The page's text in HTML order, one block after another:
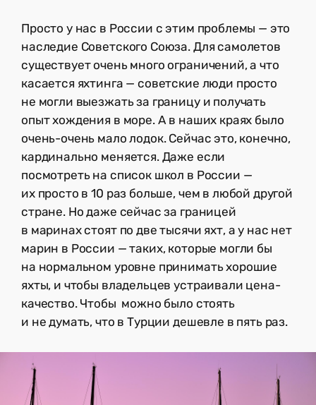
Просто у нас в России с этим проблемы — это
наследие Советского Союза. Для самолетов
существует очень много ограничений, а что
касается яхтинга — советские люди просто
не могли выезжать за границу и получать
опыт хождения в море. А в наших краях было
очень-очень мало лодок. Сейчас это, конечно,
кардинально меняется. Даже если
посмотреть на список школ в России —
их просто в 10 раз больше, чем в любой другой
стране. Но даже сейчас за границей
в маринах стоят по две тысячи яхт, а у нас нет
марин в России — таких, которые могли бы
на нормальном уровне принимать хорошие
яхты, и чтобы владельцев устраивали цена-
качество. Чтобы можно было стоять
и не думать, что в Турции дешевле в пять раз.